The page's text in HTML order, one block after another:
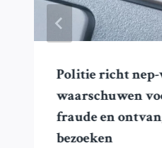
Politie richt nep-
waarschuwen
fraude en
bezoeken